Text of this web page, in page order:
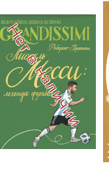
Нет в наличии